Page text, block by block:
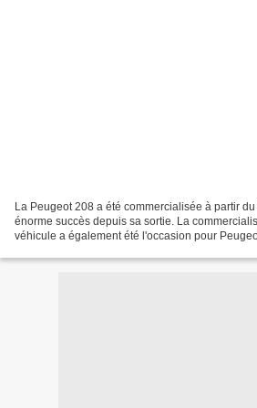
La Peugeot 208 a été commercialisée à partir
énorme succès depuis sa sortie. La
véhicule a également été l'occasion pour